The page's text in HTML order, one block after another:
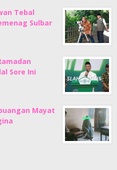
Tebal
Sulbar
Sore Ini
Mayat